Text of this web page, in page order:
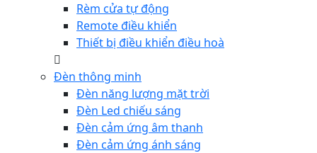
Rèm cửa tự động
Remote điều khiển
Thiết bị điều khiển điều hoà
Đèn thông minh
Đèn năng lượng mặt trời
Đèn Led chiếu sáng
Đèn cảm ứng âm thanh
Đèn cảm ứng ánh sáng